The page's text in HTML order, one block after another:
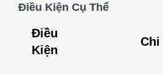
Điều Kiện Cụ Thể
Điều
Kiện
Chi